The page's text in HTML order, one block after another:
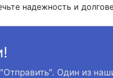
надежность и
Один из